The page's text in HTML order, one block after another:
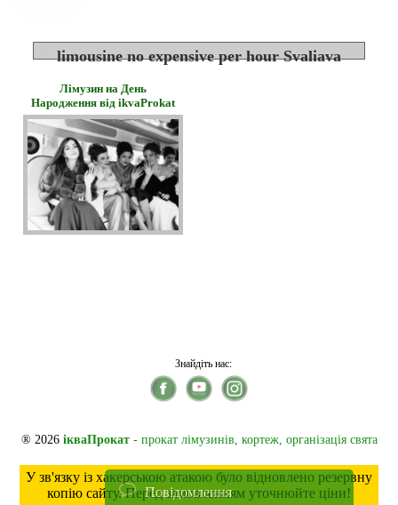
limousine no expensive per hour Svaliava
Лімузин на День
Народження від ikvaProkat
Знайдіть нас:
® 2026 ікваПрокат- прокат лімузинів, кортеж, організація свята
У зв'язку із хакерською атакою було відновлено резервну
копію сайту. Перед замовленням уточнюйте ціни!
Повідомлення